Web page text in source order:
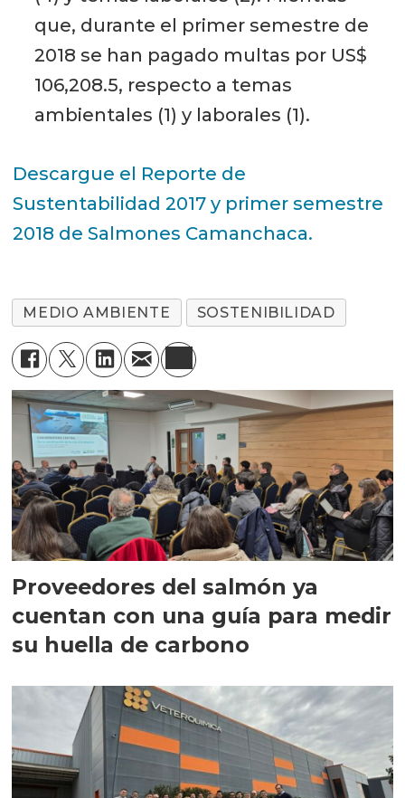
que, durante el primer semestre de
2018 se han pagado multas por US$
106,208.5, respecto a temas
ambientales (1) y laborales (1).
Descargue el Reporte de
Sustentabilidad 2017 y primer semestre
2018 de Salmones Camanchaca.
MEDIO AMBIENTE SOSTENIBILIDAD
Proveedores del salmón ya
cuentan con una guía para medir
su huella de carbono